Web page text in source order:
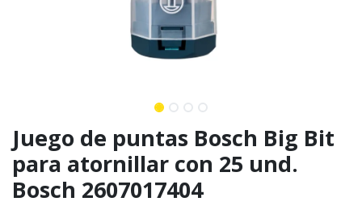
Juego de puntas Bosch Big Bit
para atornillar con 25 und.
Bosch 2607017404